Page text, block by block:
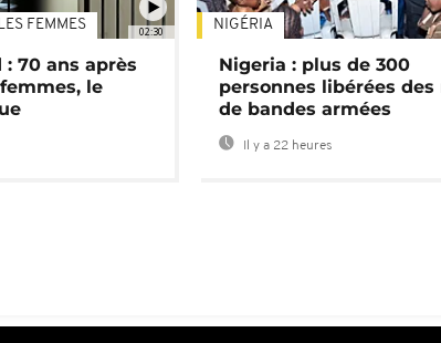
02:30
FEMMES
70 ans après
le
NIGÉRIA
Nigeria : plus de 300
personnes libérées des
de bandes armées
Il y a 22 heures